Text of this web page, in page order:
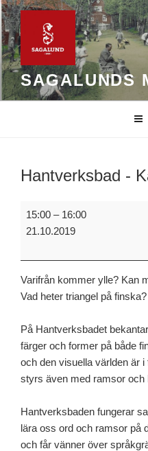
Hoppa
till
innehåll
SAGALUNDS
Hantverksbad -
Hantverksbad
15:00 – 16:00
21.10.2019
Varifrån kommer ylle? Kan
Vad heter triangel på finska?
På Hantverksbadet
färger och former på både
och den visuella världen är
styrs även med ramsor och
Hantverksbaden fungerar
lära oss ord och ramsor på
och får vänner över